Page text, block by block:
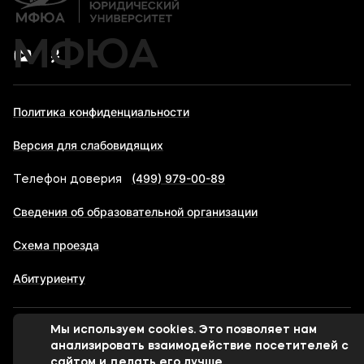
МФЮА
Политика конфиденциальности
Версия для слабовидящих
Телефон доверия (499) 979-00-89
Сведения об образовательной организации
Схема проезда
Абитуриенту
© 1998-2026 Московский финансово-юридический
университет МФЮА
Мы используем cookies. Это позволяет нам
анализировать взаимодействие посетителей с